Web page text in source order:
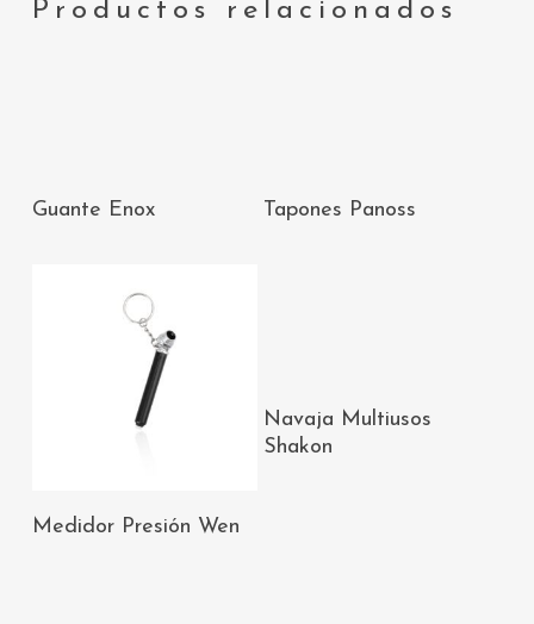
Productos relacionados
AÑADIR AL
Guante Enox
AÑADIR AL
Tapones Panoss
AÑADIR AL
Medidor Presión Wen
AÑADIR AL
Navaja Multiusos
Shakon